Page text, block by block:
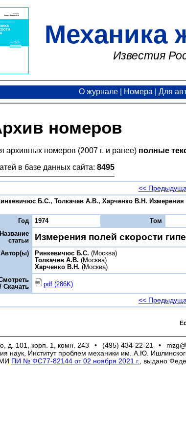
Механика
Известия
О журнале Номера Для
номеров
архивных номеров (2007 г. и ранее) полные
в базе данных сайта: 8495
<<
Б.С., Толкачев А.В., Харченко В.Н.
Год
1974 Том
Название
статьи
Измерения полей скорости
Автор(ы) Ринкевичюс Б.С. (Москва)
Толкачев А.В. (Москва)
Харченко В.Н. (Москва)
/ Скачать
pdf (286K)
<<
д. 101, корп. 1, комн. 243 • (495) 434-22-21 •
наук, Институт проблем механики им. А.Ю.
ПИ № ФС77-82144 от 02 ноября 2021 г.
, выдано